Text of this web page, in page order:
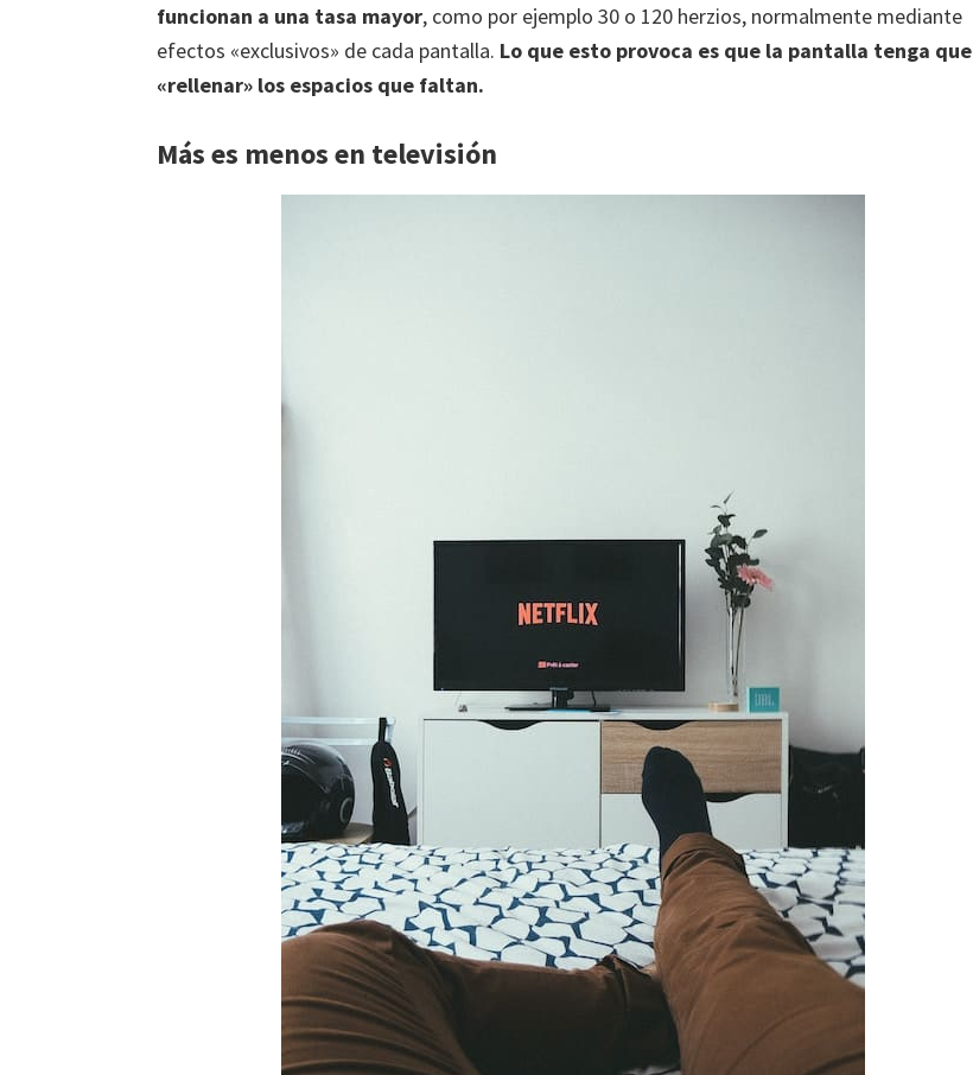
funcionan a una tasa mayor, como por ejemplo 30 o 120 herzios, normalmente mediante
efectos «exclusivos» de cada pantalla. Lo que esto provoca es que la pantalla tenga que
«rellenar» los espacios que faltan.
Más es menos en televisión